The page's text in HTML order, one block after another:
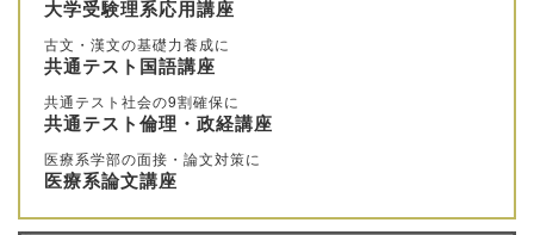
大学受験理系応用講座
古文・漢文の基礎力養成に
共通テスト国語講座
共通テスト社会の9割確保に
共通テスト倫理・政経講座
医療系学部の面接・論文対策に
医療系論文講座